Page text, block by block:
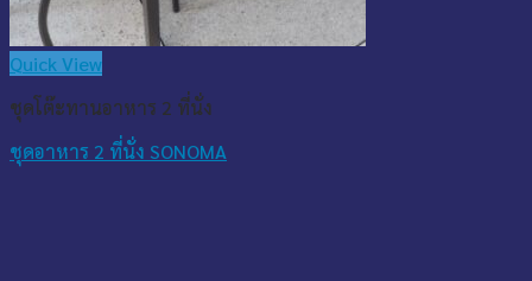
Quick View
ชุดโต๊ะทานอาหาร 2 ที่นั่ง
ชุดอาหาร 2 ที่นั่ง SONOMA